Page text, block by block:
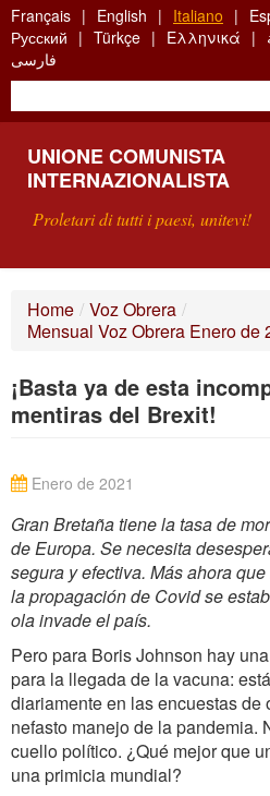
Skip
to
main
content
Français English Italiano
Русский
Türkçe Ελληνικά
فارسی
UNIONE COMUNISTA
INTERNAZIONALISTA
Proletari di tutti i paesi, unitevi!
COS'È L'UCI ?
RICERCA
Home / Voz Obrera /
Mensual Voz Obrera Enero de
¡Basta ya de esta
mentiras del Brexit!
Enero de 2021
Gran Bretaña tiene la tasa de
de Europa. Se necesita
segura y efectiva. Más ahora
la propagación de Covid se
ola invade el país.
Pero para Boris Johnson hay
para la llegada de la vacuna:
diariamente en las encuestas de
nefasto manejo de la pandemia.
cuello político. ¿Qué mejor que
una primicia mundial?